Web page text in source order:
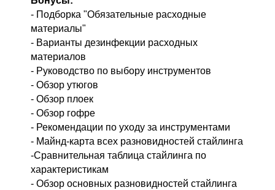
- Подборка "Обязательные расходные
материалы"
- Варианты дезинфекции расходных
материалов
- Руководство по выбору инструментов
- Обзор утюгов
- Обзор плоек
- Обзор гофре
- Рекомендации по уходу за инструментами
- Майнд-карта всех разновидностей стайлинга
-Сравнительная таблица стайлинга по
характеристикам
- Обзор основных разновидностей стайлинга